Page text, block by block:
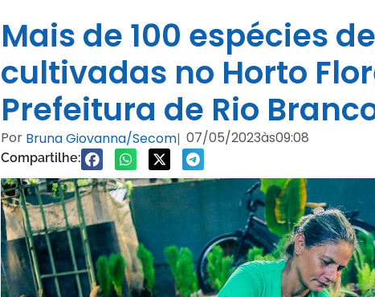
Mais de 100 espécies
cultivadas no Horto
Prefeitura de Rio
Por Bruna Giovanna/Secom| 07/05/2023às09:08
Compartilhe: